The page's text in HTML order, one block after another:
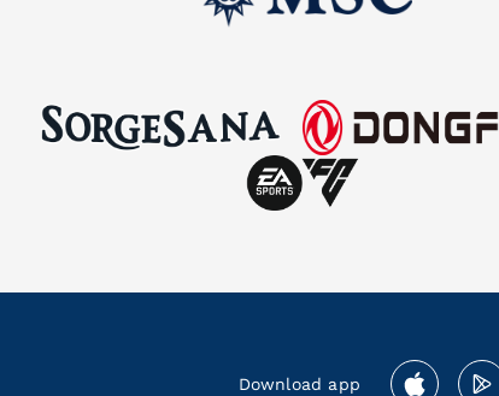
Download app